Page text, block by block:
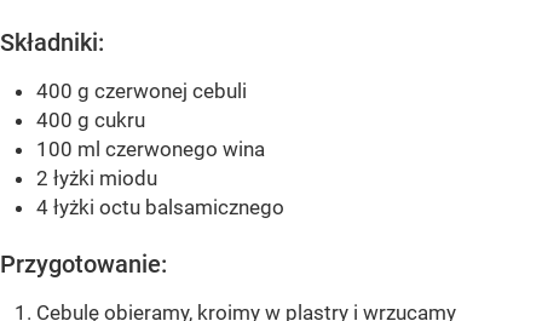
Składniki:
400 g czerwonej cebuli
400 g cukru
100 ml czerwonego wina
2 łyżki miodu
4 łyżki octu balsamicznego
Przygotowanie:
Cebulę obieramy, kroimy w plastry i wrzucamy